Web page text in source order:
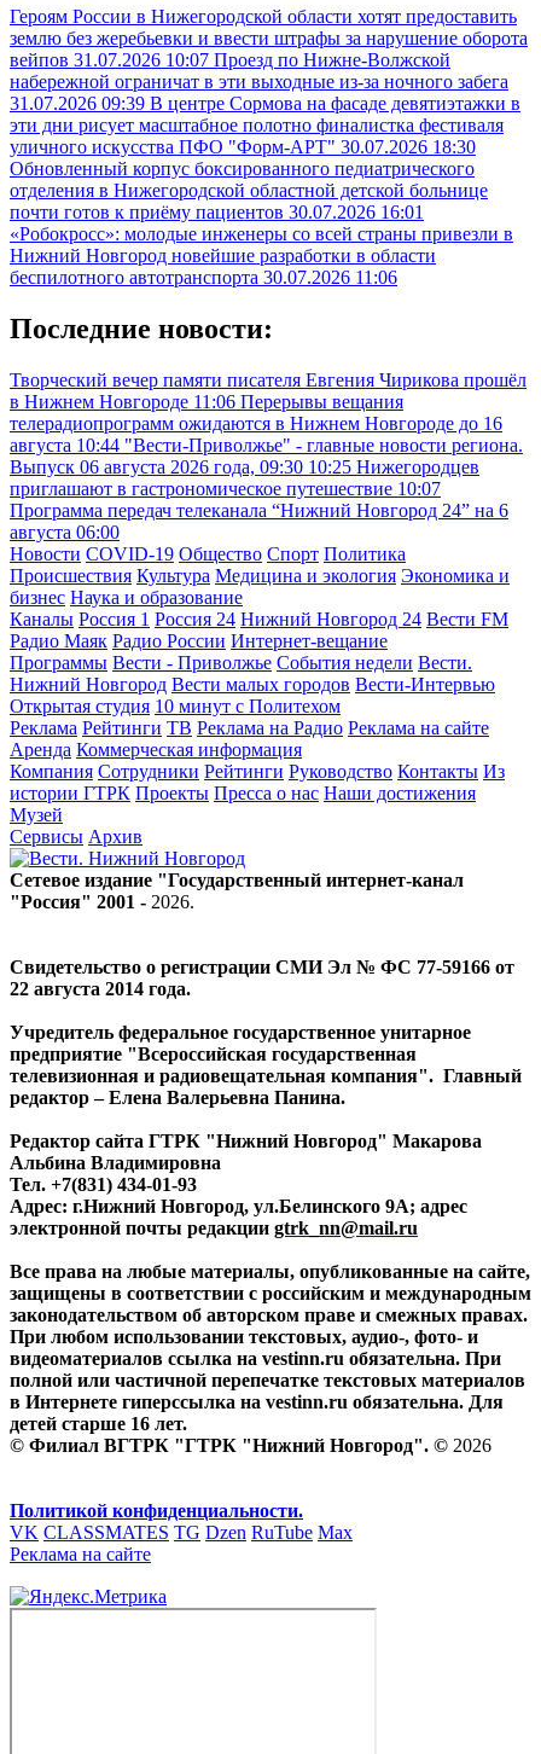
Героям России в Нижегородской области хотят предоставить
землю без жеребьевки и ввести штрафы за нарушение оборота
вейпов 31.07.2026 10:07 Проезд по Нижне-Волжской
набережной ограничат в эти выходные из-за ночного забега
31.07.2026 09:39 В центре Сормова на фасаде девятиэтажки в
эти дни рисует масштабное полотно финалистка фестиваля
уличного искусства ПФО "Форм-АРТ" 30.07.2026 18:30
Обновленный корпус боксированного педиатрического
отделения в Нижегородской областной детской больнице
почти готов к приёму пациентов 30.07.2026 16:01
«Робокросс»: молодые инженеры со всей страны привезли в
Нижний Новгород новейшие разработки в области
беспилотного автотранспорта 30.07.2026 11:06
Последние новости:
Творческий вечер памяти писателя Евгения Чирикова прошёл
в Нижнем Новгороде 11:06 Перерывы вещания
телерадиопрограмм ожидаются в Нижнем Новгороде до 16
августа 10:44 "Вести-Приволжье" - главные новости региона.
Выпуск 06 августа 2026 года, 09:30 10:25 Нижегородцев
приглашают в гастрономическое путешествие 10:07
Программа передач телеканала “Нижний Новгород 24” на 6
августа 06:00
Новости COVID-19 Общество Спорт Политика
Происшествия Культура Медицина и экология Экономика и
бизнес Наука и образование
Каналы Россия 1 Россия 24 Нижний Новгород 24 Вести FM
Радио Маяк Радио России Интернет-вещание
Программы Вести - Приволжье События недели Вести.
Нижний Новгород Вести малых городов Вести-Интервью
Открытая студия 10 минут с Политехом
Реклама Рейтинги ТВ Реклама на Радио Реклама на сайте
Аренда Коммерческая информация
Компания Сотрудники Рейтинги Руководство Контакты Из
истории ГТРК Проекты Пресса о нас Наши достижения
Музей
Сервисы Архив
Сетевое издание "Государственный интернет-канал
"Россия" 2001 - 2026.
Свидетельство о регистрации СМИ Эл № ФС 77-59166 от
22 августа 2014 года.
Учредитель федеральное государственное унитарное
предприятие "Всероссийская государственная
телевизионная и радиовещательная компания". Главный
редактор – Елена Валерьевна Панина.
Редактор сайта ГТРК "Нижний Новгород" Макарова
Альбина Владимировна
Тел. +7(831) 434-01-93
Адрес: г.Нижний Новгород, ул.Белинского 9А; адрес
электронной почты редакции gtrk_nn@mail.ru
Все права на любые материалы, опубликованные на сайте,
защищены в соответствии с российским и международным
законодательством об авторском праве и смежных правах.
При любом использовании текстовых, аудио-, фото- и
видеоматериалов ссылка на vestinn.ru обязательна. При
полной или частичной перепечатке текстовых материалов
в Интернете гиперссылка на vestinn.ru обязательна. Для
детей старше 16 лет.
© Филиал ВГТРК "ГТРК "Нижний Новгород". © 2026
Политикой конфиденциальности.
VK CLASSMATES TG Dzen RuTube Max
Реклама на сайте